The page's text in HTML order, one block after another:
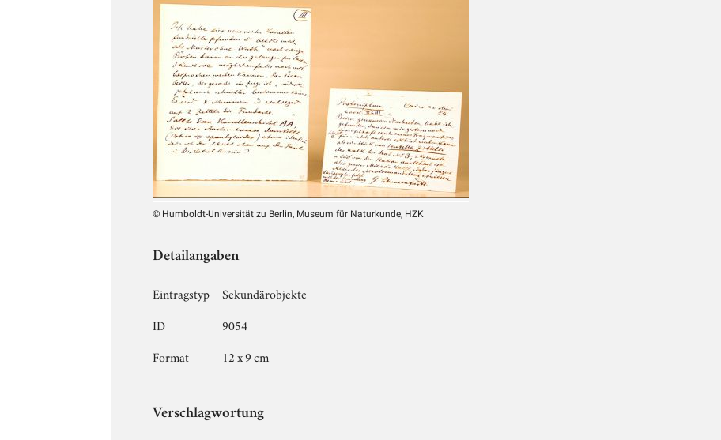
© Humboldt-Universität zu Berlin, Museum für Naturkunde, HZK
Detailangaben
Eintragstyp
Sekundärobjekte
ID
9054
Format
12 x 9 cm
Verschlagwortung